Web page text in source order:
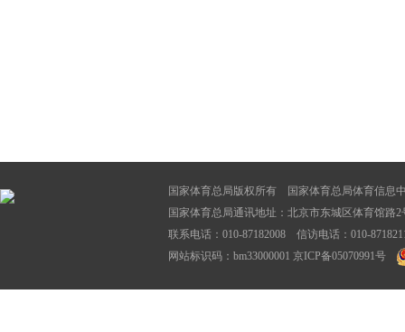
国家体育总局版权所有 国家体育总局体育信息
国家体育总局通讯地址：北京市东城区体育馆
联系电话：010-87182008 信访电话：010-
网站标识码：bm33000001 京ICP备05070991号